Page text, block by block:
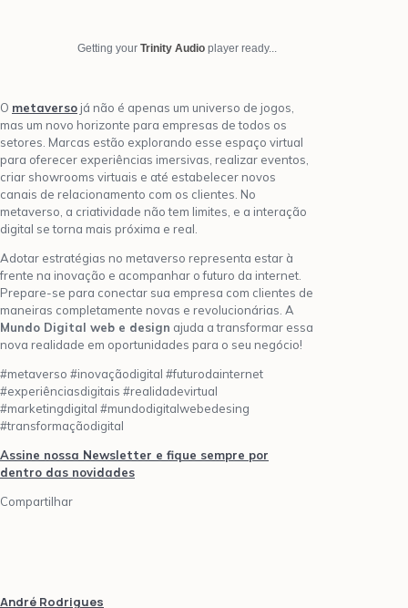
Getting your Trinity Audio player ready...
O metaverso já não é apenas um universo de jogos,
mas um novo horizonte para empresas de todos os
setores. Marcas estão explorando esse espaço virtual
para oferecer experiências imersivas, realizar eventos,
criar showrooms virtuais e até estabelecer novos
canais de relacionamento com os clientes. No
metaverso, a criatividade não tem limites, e a interação
digital se torna mais próxima e real.
Adotar estratégias no metaverso representa estar à
frente na inovação e acompanhar o futuro da internet.
Prepare-se para conectar sua empresa com clientes de
maneiras completamente novas e revolucionárias. A
Mundo Digital web e design ajuda a transformar essa
nova realidade em oportunidades para o seu negócio!
#metaverso #inovaçãodigital #futurodainternet
#experiênciasdigitais #realidadevirtual
#marketingdigital #mundodigitalwebedesing
#transformaçãodigital
Assine nossa Newsletter e fique sempre por
dentro das novidades
Compartilhar
André Rodrigues